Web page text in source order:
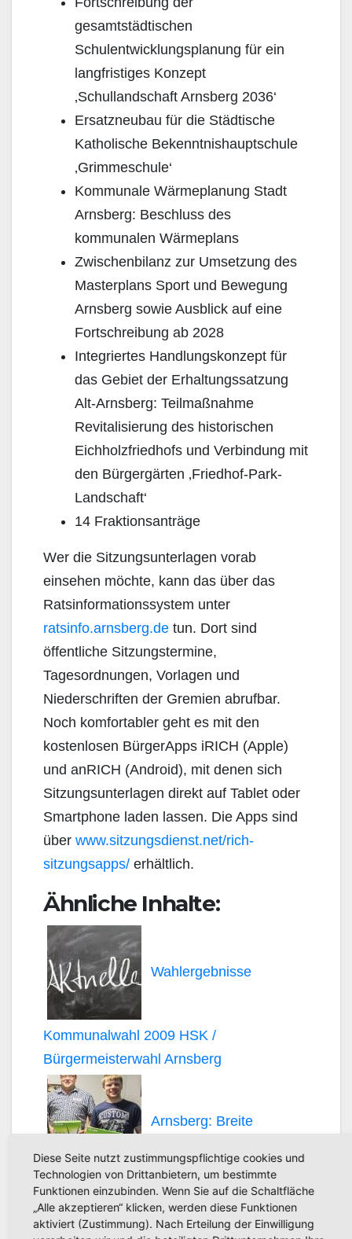
gesamtstädtischen
Schulentwicklungsplanung für ein
langfristiges Konzept
‚Schullandschaft Arnsberg 2036‘
Ersatzneubau für die Städtische
Katholische Bekenntnishauptschule
‚Grimmeschule‘
Kommunale Wärmeplanung Stadt
Arnsberg: Beschluss des
kommunalen Wärmeplans
Zwischenbilanz zur Umsetzung des
Masterplans Sport und Bewegung
Arnsberg sowie Ausblick auf eine
Fortschreibung ab 2028
Integriertes Handlungskonzept für
das Gebiet der Erhaltungssatzung
Alt-Arnsberg: Teilmaßnahme
Revitalisierung des historischen
Eichholzfriedhofs und Verbindung mit
den Bürgergärten ‚Friedhof-Park-
Landschaft‘
14 Fraktionsanträge
Wer die Sitzungsunterlagen vorab
einsehen möchte, kann das über das
Ratsinformationssystem unter
ratsinfo.arnsberg.de tun. Dort sind
öffentliche Sitzungstermine,
Tagesordnungen, Vorlagen und
Niederschriften der Gremien abrufbar.
Noch komfortabler geht es mit den
kostenlosen BürgerApps iRICH (Apple)
und anRICH (Android), mit denen sich
Sitzungsunterlagen direkt auf Tablet oder
Smartphone laden lassen. Die Apps sind
über www.sitzungsdienst.net/rich-
sitzungsapps/ erhältlich.
Ähnliche Inhalte:
Wahlergebnisse
Kommunalwahl 2009 HSK /
Bürgermeisterwahl Arnsberg
Arnsberg: Breite
Mehrheit zur Weiterentwicklung des
Diese Seite nutzt zustimmungspflichtige cookies und
Technologien von Drittanbietern, um bestimmte
Funktionen einzubinden. Wenn Sie auf die Schaltfläche
„Alle akzeptieren“ klicken, werden diese Funktionen
aktiviert (Zustimmung). Nach Erteilung der Einwilligung